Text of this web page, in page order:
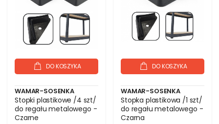
DO KOSZYKA
WAMAR-SOSENKA
Stopki plastikowe /4 szt/
do regału metalowego -
Czarne
DO KOSZYKA
WAMAR-SOSENKA
Stopka plastikowa /1 szt/
do regału metalowego -
Czarna